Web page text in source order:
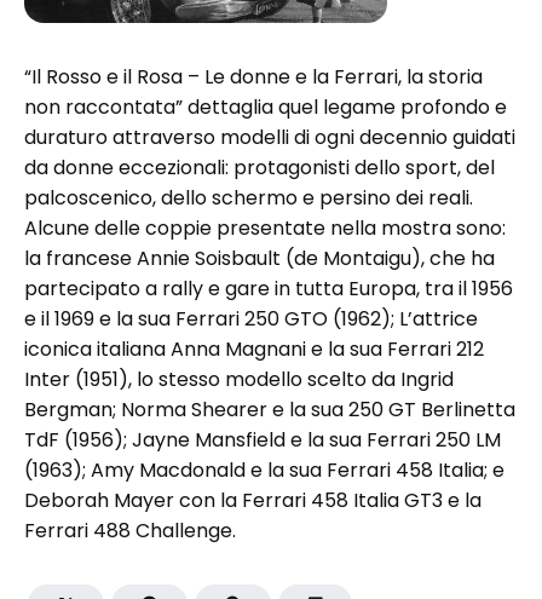
“Il Rosso e il Rosa – Le donne e la Ferrari, la storia
non raccontata” dettaglia quel legame profondo e
duraturo attraverso modelli di ogni decennio guidati
da donne eccezionali: protagonisti dello sport, del
palcoscenico, dello schermo e persino dei reali.
Alcune delle coppie presentate nella mostra sono:
la francese Annie Soisbault (de Montaigu), che ha
partecipato a rally e gare in tutta Europa, tra il 1956
e il 1969 e la sua Ferrari 250 GTO (1962); L’attrice
iconica italiana Anna Magnani e la sua Ferrari 212
Inter (1951), lo stesso modello scelto da Ingrid
Bergman; Norma Shearer e la sua 250 GT Berlinetta
TdF (1956); Jayne Mansfield e la sua Ferrari 250 LM
(1963); Amy Macdonald e la sua Ferrari 458 Italia; e
Deborah Mayer con la Ferrari 458 Italia GT3 e la
Ferrari 488 Challenge.